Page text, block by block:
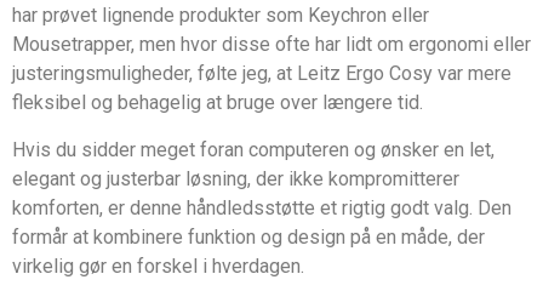
har prøvet lignende produkter som Keychron eller
Mousetrapper, men hvor disse ofte har lidt om ergonomi eller
justeringsmuligheder, følte jeg, at Leitz Ergo Cosy var mere
fleksibel og behagelig at bruge over længere tid.
Hvis du sidder meget foran computeren og ønsker en let,
elegant og justerbar løsning, der ikke kompromitterer
komforten, er denne håndledsstøtte et rigtig godt valg. Den
formår at kombinere funktion og design på en måde, der
virkelig gør en forskel i hverdagen.